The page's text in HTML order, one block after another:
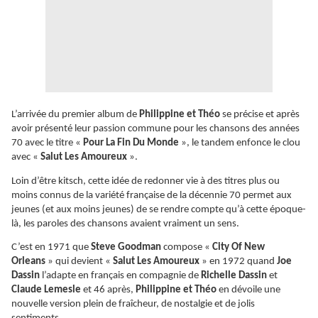
L’arrivée du premier album de Philippine et Théo se précise et après
avoir présenté leur passion commune pour les chansons des années
70 avec le titre « Pour La Fin Du Monde », le tandem enfonce le clou
avec « Salut Les Amoureux ».
Loin d’être kitsch, cette idée de redonner vie à des titres plus ou
moins connus de la variété française de la décennie 70 permet aux
jeunes (et aux moins jeunes) de se rendre compte qu’à cette époque-
là, les paroles des chansons avaient vraiment un sens.
C’est en 1971 que Steve Goodman compose « City Of New
Orleans » qui devient « Salut Les Amoureux » en 1972 quand Joe
Dassin l’adapte en français en compagnie de Richelle Dassin et
Claude Lemesle et 46 après, Philippine et Théo en dévoile une
nouvelle version plein de fraîcheur, de nostalgie et de jolis